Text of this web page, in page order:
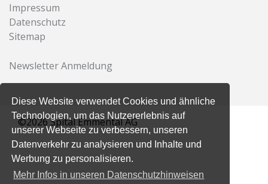
Diese Website verwendet Cookies und ähnliche
Technologien, um das Nutzererlebnis auf
unserer Webseite zu verbessern, unseren
Datenverkehr zu analysieren und Inhalte und
Werbung zu personalisieren.
Mehr Infos in unseren Datenschutzhinweisen
Impressum
Datenschutz
Sitemap
Newsletter Anmeldung
©2026 Spital Emmental AG